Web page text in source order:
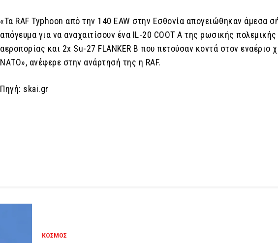
«Τα RAF Typhoon από την 140 EAW στην Εσθονία απογειώθηκαν άμεσα
απόγευμα για να αναχαιτίσουν ένα IL-20 COOT A της ρωσικής πολεμικής
αεροπορίας και 2x Su-27 FLANKER B που πετούσαν κοντά στον εναέριο
ΝΑΤΟ», ανέφερε στην ανάρτησή της η RAF.
Πηγή: skai.gr
ΚΟΣΜΟΣ